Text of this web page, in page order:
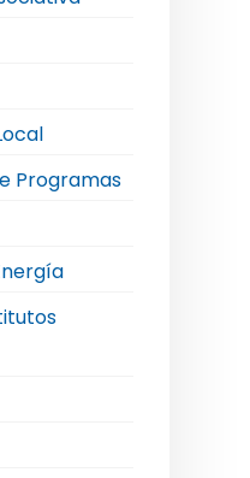
Programas